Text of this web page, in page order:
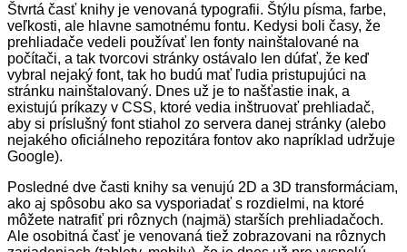
Štvrtá časť knihy je venovaná typografii. Štýlu písma, farbe,
veľkosti, ale hlavne samotnému fontu. Kedysi boli časy, že
prehliadače vedeli používať len fonty nainštalované na
počítači, a tak tvorcovi stránky ostávalo len dúfať, že keď
vybral nejaký font, tak ho budú mať ľudia pristupujúci na
stránku nainštalovaný. Dnes už je to našťastie inak, a
existujú príkazy v CSS, ktoré vedia inštruovať prehliadač,
aby si príslušný font stiahol zo servera danej stránky (alebo
nejakého oficiálneho repozitára fontov ako napríklad udržuje
Google).
Posledné dve časti knihy sa venujú 2D a 3D transformáciam,
ako aj spôsobu ako sa vysporiadať s rozdielmi, na ktoré
môžete natrafiť pri rôznych (najmä) starších prehliadačoch.
Ale osobitná časť je venovaná tiež zobrazovani na rôznych